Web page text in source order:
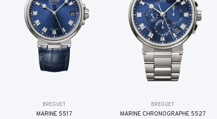
BREGUET
MARINE 5517
BREGUET
MARINE CHRONOGRAPHE 5527